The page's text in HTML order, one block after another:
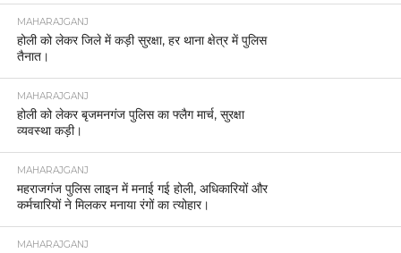
MAHARAJGANJ
होली को लेकर जिले में कड़ी सुरक्षा, हर थाना क्षेत्र में पुलिस
तैनात।
MAHARAJGANJ
होली को लेकर बृजमनगंज पुलिस का फ्लैग मार्च, सुरक्षा
व्यवस्था कड़ी।
MAHARAJGANJ
महराजगंज पुलिस लाइन में मनाई गई होली, अधिकारियों और
कर्मचारियों ने मिलकर मनाया रंगों का त्योहार।
MAHARAJGANJ